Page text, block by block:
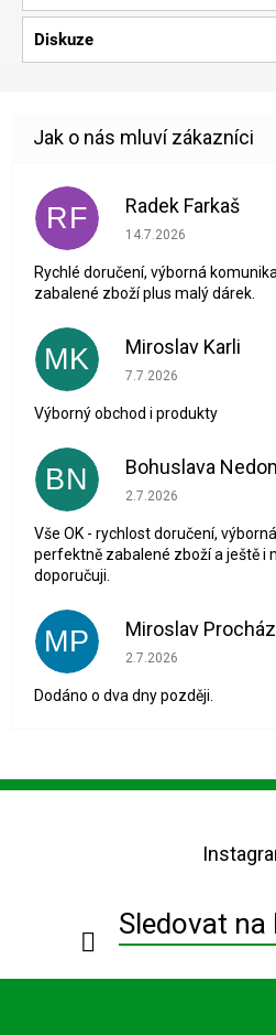
Diskuze
RF Radek Farkaš
Hodnocení obchodu
14.7.2026
Rychlé doručení, výborná
zabalené zboží plus malý dárek.
MK Miroslav Karli
Hodnocení obchodu
7.7.2026
Výborný obchod i produkty
BN Bohuslava
Hodnocení obchodu
2.7.2026
Vše OK - rychlost doručení,
perfektně zabalené zboží a ještě i
doporučuji.
MP Miroslav
Hodnocení obchodu
2.7.2026
Dodáno o dva dny později.
Z
Sledovat